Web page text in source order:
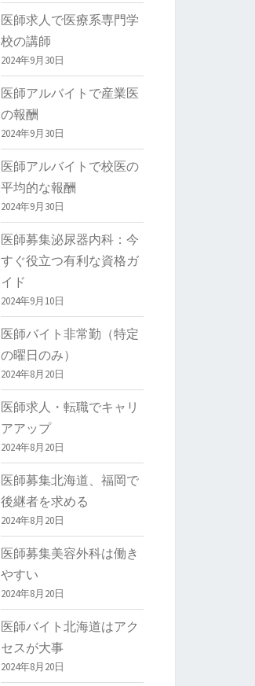
医師求人で医療系専門学
校の講師
2024年9月30日
医師アルバイトで産業医
の報酬
2024年9月30日
医師アルバイトで校医の
平均的な報酬
2024年9月30日
医師募集泌尿器内科：今
すぐ役立つ有利な資格ガ
イド
2024年9月10日
医師バイト非常勤（特定
の曜日のみ）
2024年8月20日
医師求人・転職でキャリ
アアップ
2024年8月20日
医師募集北海道、福岡で
後継者を求める
2024年8月20日
医師募集美容外科は働き
やすい
2024年8月20日
医師バイト北海道はアク
セスが大事
2024年8月20日